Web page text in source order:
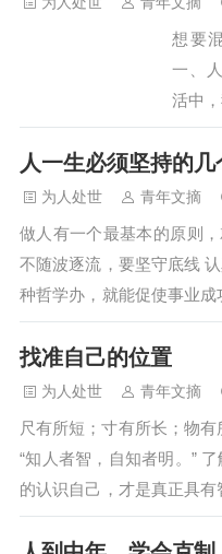
一句话：“想要找到水源，
想要
一、
活中
些人
光，
的一
则。
时，
一下
人一生必须坚持的几
为人处世 青年文摘
做人有一个最基本的原则
不随波逐流，要坚守底线
种哲学办，就能促使事业成
非轻松愉快。依哲学行事
为，这中间伴随着许多痛
一段苦难的路程。 面前有
我劝你摆脱一己的私利，选
找准自己的位置
为人处世 青年文摘
尺有所短；寸有所长；物有所不
“知人者智，自知者明。” 了解别人的人只能算聪明，能够清晰
的认识自己，才是真正具有智慧的人。 人生
找准自己的定位。 定位过高，摔得太惨，定位过低，难以出
彩，唯有不偏不倚，才能站的更